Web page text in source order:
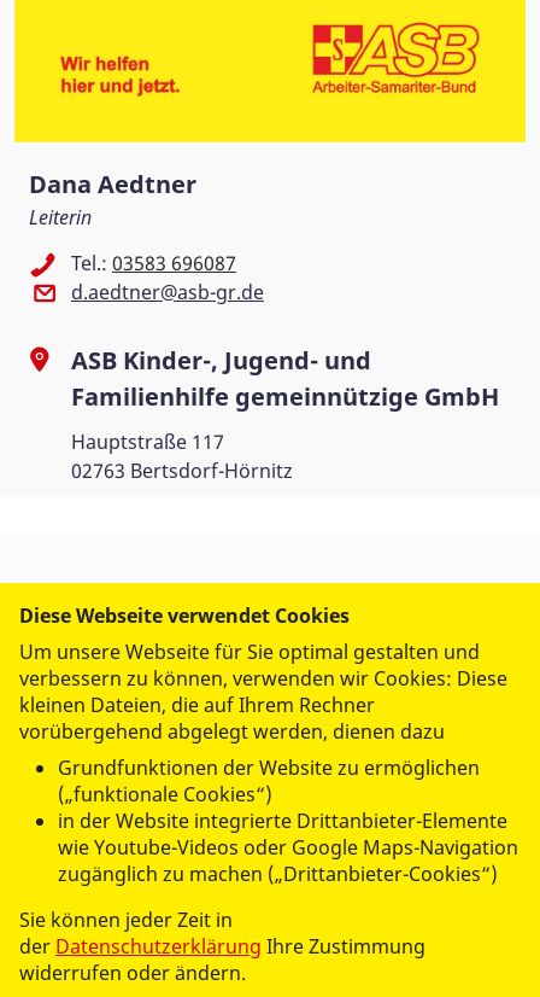
Dana Aedtner
Leiterin
Tel.: 03583 696087
d.aedtner@asb-gr.de
ASB Kinder-, Jugend- und
Familienhilfe gemeinnützige GmbH
Hauptstraße 117
02763 Bertsdorf-Hörnitz
WIR IM ASB
UNSERE LEISTUNGEN
MITMACHEN UND HELFEN
© 2026 ASB RV Zittau/Görlitz e.V.
Impressum
Diese Webseite verwendet Cookies
Um unsere Webseite für Sie optimal gestalten und
verbessern zu können, verwenden wir Cookies: Diese
kleinen Dateien, die auf Ihrem Rechner
vorübergehend abgelegt werden, dienen dazu
Grundfunktionen der Website zu ermöglichen
(„funktionale Cookies“)
in der Website integrierte Drittanbieter-Elemente
wie Youtube-Videos oder Google Maps-Navigation
zugänglich zu machen („Drittanbieter-Cookies“)
Sie können jeder Zeit in
der Datenschutzerklärung Ihre Zustimmung
widerrufen oder ändern.